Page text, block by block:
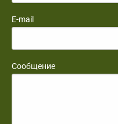
E-mail
Сообщение